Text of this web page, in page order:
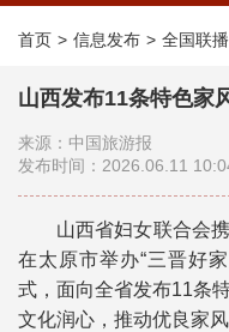
首页 信息发布 全国联播
山西发布11条特色家
来源：中国旅游报
发布时间：2026.06.11
山西省妇女联合会携
在太原市举办“三晋好
式，面向全省发布11条
文化润心，推动优良家风